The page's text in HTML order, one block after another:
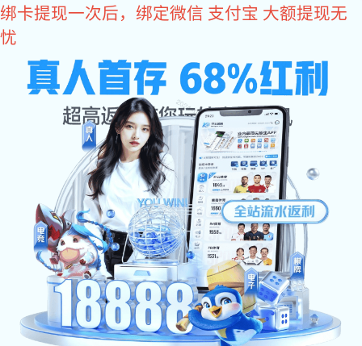
东升国际
东升国际有限公司为您提供专业的
超高压水射流清洗、 反应釜清洗工程服务！ 13963716958 /
13475751658
东升国际有限公司
SHANDONG RUNLIN ENGINEERING CO., LTD.
网站东升国 公司简介 服务项目 东升国际 资
讯